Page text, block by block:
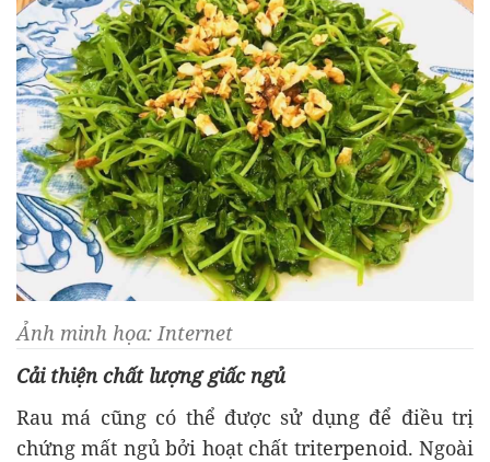
Ảnh minh họa: Internet
Cải thiện chất lượng giấc ngủ
Rau má cũng có thể được sử dụng để điều trị
chứng mất ngủ bởi hoạt chất triterpenoid. Ngoài